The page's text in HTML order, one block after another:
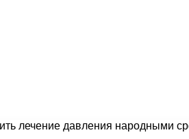
лечение давления народными